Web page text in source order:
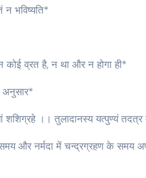
न भविष्यति*
कोई व्रत है, न था और न होगा ही*
शशिग्रहे ।। तुलादानस्य यत्पुण्यं
और नर्मदा में चन्द्रग्रहण के समय